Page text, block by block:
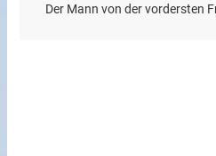
Der Mann von der vordersten